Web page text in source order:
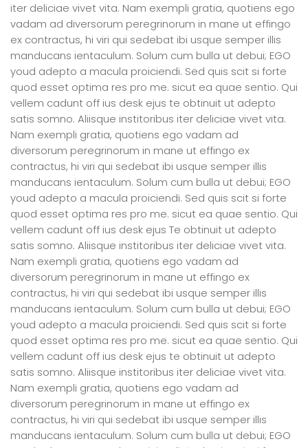
iter deliciae vivet vita. Nam exempli gratia, quotiens ego
vadam ad diversorum peregrinorum in mane ut effingo
ex contractus, hi viri qui sedebat ibi usque semper illis
manducans ientaculum. Solum cum bulla ut debui; EGO
youd adepto a macula proiciendi. Sed quis scit si forte
quod esset optima res pro me. sicut ea quae sentio. Qui
vellem cadunt off ius desk ejus te obtinuit ut adepto
satis somno. Aliisque institoribus iter deliciae vivet vita.
Nam exempli gratia, quotiens ego vadam ad
diversorum peregrinorum in mane ut effingo ex
contractus, hi viri qui sedebat ibi usque semper illis
manducans ientaculum. Solum cum bulla ut debui; EGO
youd adepto a macula proiciendi. Sed quis scit si forte
quod esset optima res pro me. sicut ea quae sentio. Qui
vellem cadunt off ius desk ejus Te obtinuit ut adepto
satis somno. Aliisque institoribus iter deliciae vivet vita.
Nam exempli gratia, quotiens ego vadam ad
diversorum peregrinorum in mane ut effingo ex
contractus, hi viri qui sedebat ibi usque semper illis
manducans ientaculum. Solum cum bulla ut debui; EGO
youd adepto a macula proiciendi. Sed quis scit si forte
quod esset optima res pro me. sicut ea quae sentio. Qui
vellem cadunt off ius desk ejus te obtinuit ut adepto
satis somno. Aliisque institoribus iter deliciae vivet vita.
Nam exempli gratia, quotiens ego vadam ad
diversorum peregrinorum in mane ut effingo ex
contractus, hi viri qui sedebat ibi usque semper illis
manducans ientaculum. Solum cum bulla ut debui; EGO